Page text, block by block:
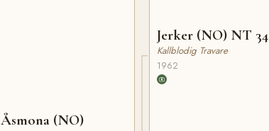
Åsmona (NO)
Jerker (NO) NT 34
Kallblodig Travare
1962